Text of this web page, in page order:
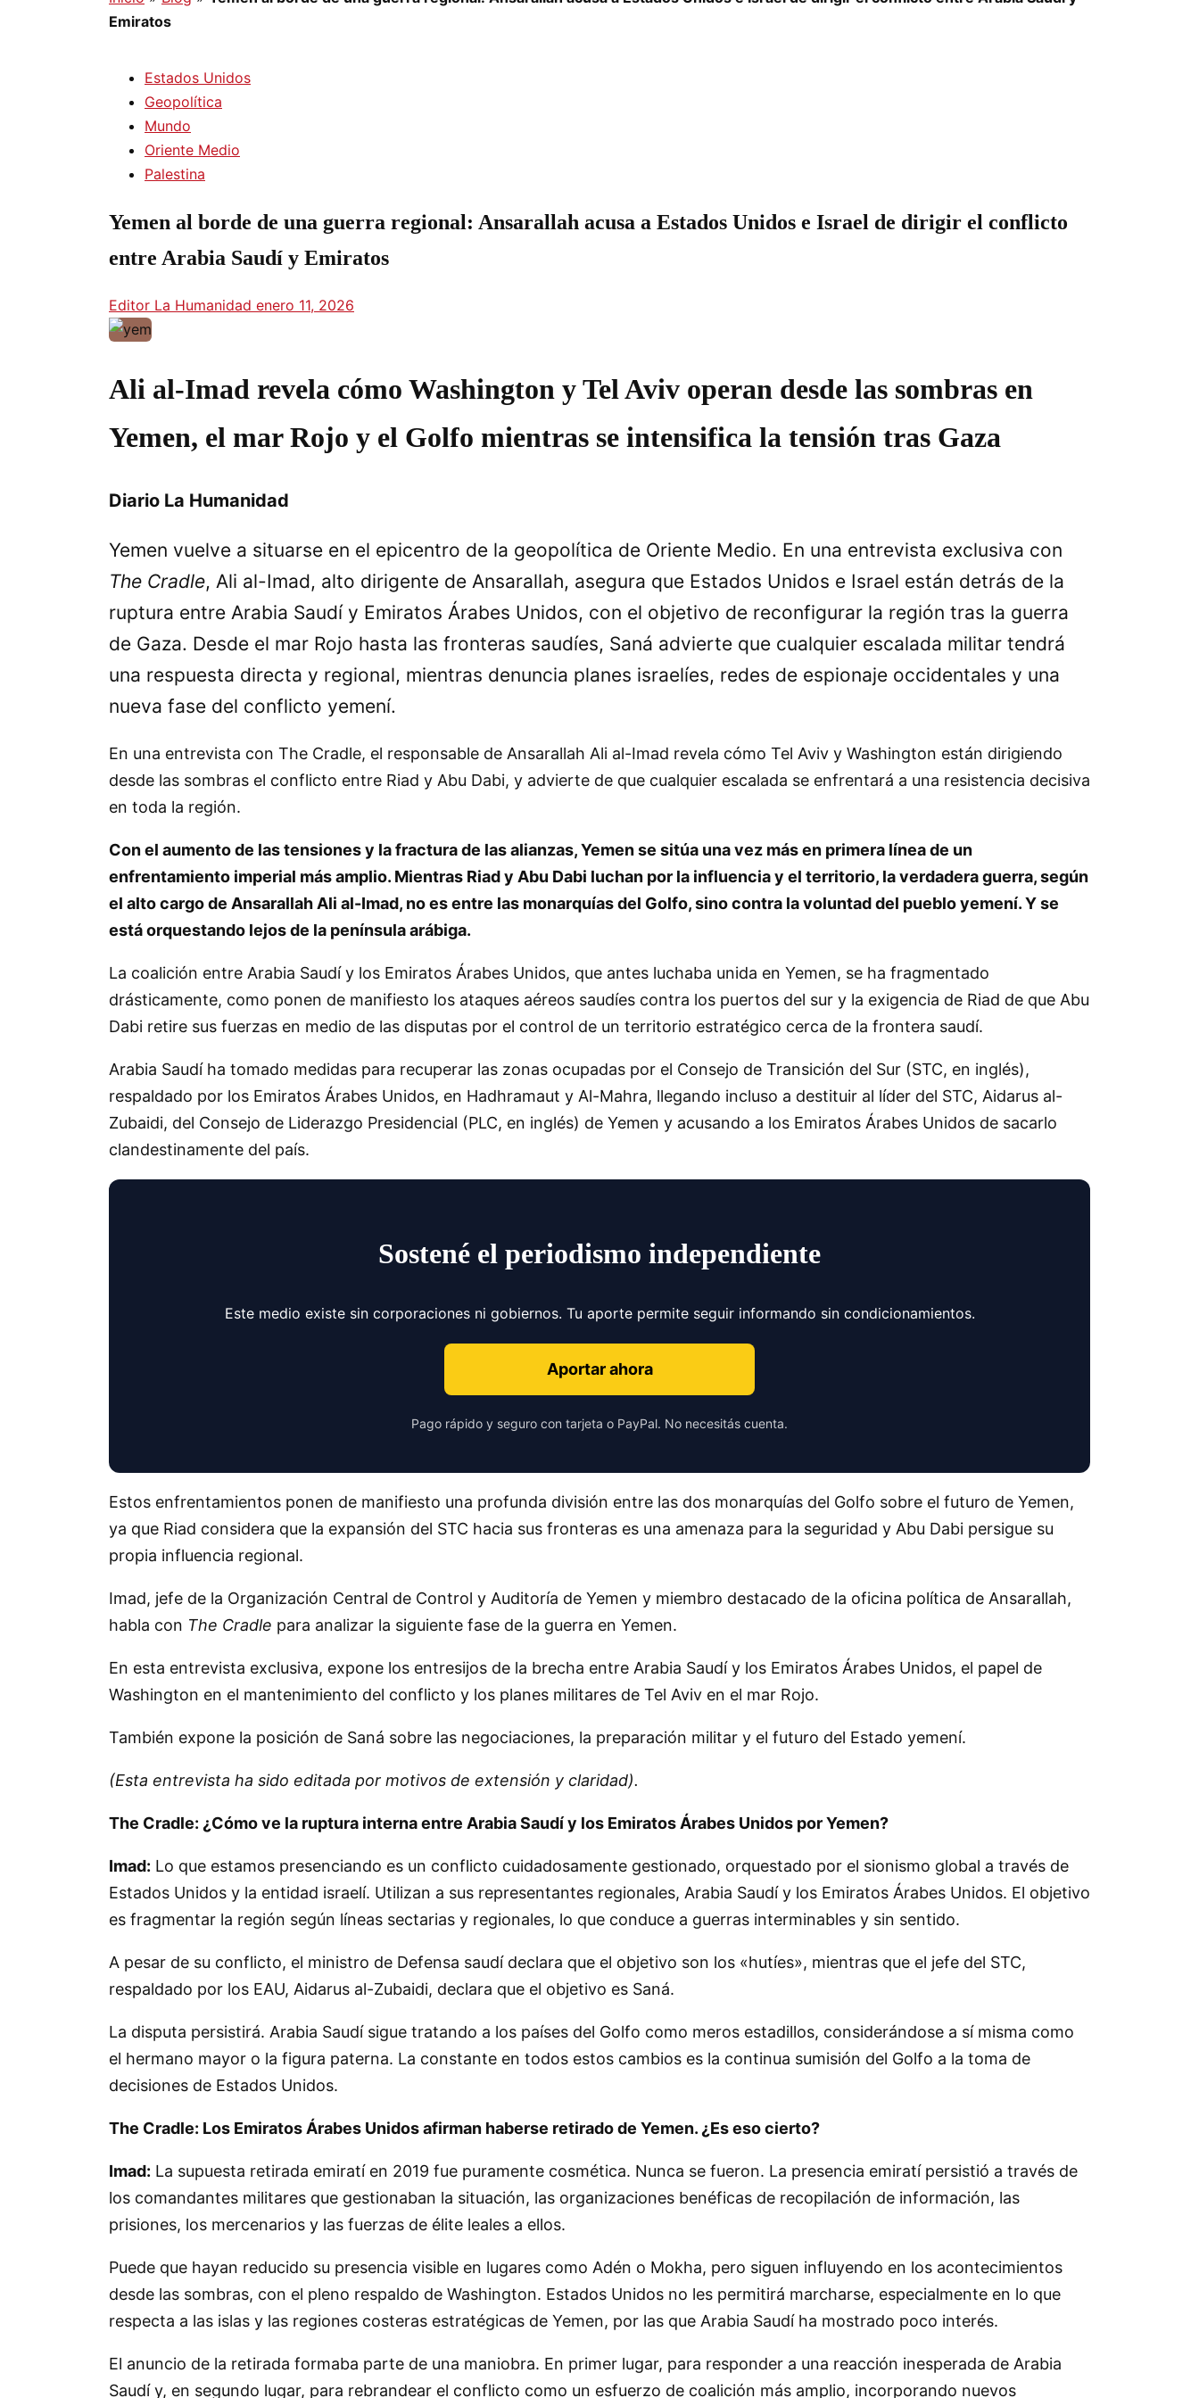
Emiratos
Estados Unidos
Geopolítica
Mundo
Oriente Medio
Palestina
Yemen al borde de una guerra regional: Ansarallah acusa a Estados Unidos e Israel de dirigir el conflicto
entre Arabia Saudí y Emiratos
Editor La Humanidad enero 11, 2026
Ali al-Imad revela cómo Washington y Tel Aviv operan desde las sombras en
Yemen, el mar Rojo y el Golfo mientras se intensifica la tensión tras Gaza
Diario La Humanidad
Yemen vuelve a situarse en el epicentro de la geopolítica de Oriente Medio. En una entrevista exclusiva con
The Cradle, Ali al-Imad, alto dirigente de Ansarallah, asegura que Estados Unidos e Israel están detrás de la
ruptura entre Arabia Saudí y Emiratos Árabes Unidos, con el objetivo de reconfigurar la región tras la guerra
de Gaza. Desde el mar Rojo hasta las fronteras saudíes, Saná advierte que cualquier escalada militar tendrá
una respuesta directa y regional, mientras denuncia planes israelíes, redes de espionaje occidentales y una
nueva fase del conflicto yemení.
En una entrevista con The Cradle, el responsable de Ansarallah Ali al-Imad revela cómo Tel Aviv y Washington están dirigiendo
desde las sombras el conflicto entre Riad y Abu Dabi, y advierte de que cualquier escalada se enfrentará a una resistencia decisiva
en toda la región.
Con el aumento de las tensiones y la fractura de las alianzas, Yemen se sitúa una vez más en primera línea de un
enfrentamiento imperial más amplio. Mientras Riad y Abu Dabi luchan por la influencia y el territorio, la verdadera guerra, según
el alto cargo de Ansarallah Ali al-Imad, no es entre las monarquías del Golfo, sino contra la voluntad del pueblo yemení. Y se
está orquestando lejos de la península arábiga.
La coalición entre Arabia Saudí y los Emiratos Árabes Unidos, que antes luchaba unida en Yemen, se ha fragmentado
drásticamente, como ponen de manifiesto los ataques aéreos saudíes contra los puertos del sur y la exigencia de Riad de que Abu
Dabi retire sus fuerzas en medio de las disputas por el control de un territorio estratégico cerca de la frontera saudí.
Arabia Saudí ha tomado medidas para recuperar las zonas ocupadas por el Consejo de Transición del Sur (STC, en inglés),
respaldado por los Emiratos Árabes Unidos, en Hadhramaut y Al-Mahra, llegando incluso a destituir al líder del STC, Aidarus al-
Zubaidi, del Consejo de Liderazgo Presidencial (PLC, en inglés) de Yemen y acusando a los Emiratos Árabes Unidos de sacarlo
clandestinamente del país.
Sostené el periodismo independiente
Este medio existe sin corporaciones ni gobiernos. Tu aporte permite seguir informando sin condicionamientos.
Aportar ahora
Pago rápido y seguro con tarjeta o PayPal. No necesitás cuenta.
Estos enfrentamientos ponen de manifiesto una profunda división entre las dos monarquías del Golfo sobre el futuro de Yemen,
ya que Riad considera que la expansión del STC hacia sus fronteras es una amenaza para la seguridad y Abu Dabi persigue su
propia influencia regional.
Imad, jefe de la Organización Central de Control y Auditoría de Yemen y miembro destacado de la oficina política de Ansarallah,
habla con The Cradle para analizar la siguiente fase de la guerra en Yemen.
En esta entrevista exclusiva, expone los entresijos de la brecha entre Arabia Saudí y los Emiratos Árabes Unidos, el papel de
Washington en el mantenimiento del conflicto y los planes militares de Tel Aviv en el mar Rojo.
También expone la posición de Saná sobre las negociaciones, la preparación militar y el futuro del Estado yemení.
(Esta entrevista ha sido editada por motivos de extensión y claridad).
The Cradle: ¿Cómo ve la ruptura interna entre Arabia Saudí y los Emiratos Árabes Unidos por Yemen?
Imad: Lo que estamos presenciando es un conflicto cuidadosamente gestionado, orquestado por el sionismo global a través de
Estados Unidos y la entidad israelí. Utilizan a sus representantes regionales, Arabia Saudí y los Emiratos Árabes Unidos. El objetivo
es fragmentar la región según líneas sectarias y regionales, lo que conduce a guerras interminables y sin sentido.
A pesar de su conflicto, el ministro de Defensa saudí declara que el objetivo son los «hutíes», mientras que el jefe del STC,
respaldado por los EAU, Aidarus al-Zubaidi, declara que el objetivo es Saná.
La disputa persistirá. Arabia Saudí sigue tratando a los países del Golfo como meros estadillos, considerándose a sí misma como
el hermano mayor o la figura paterna. La constante en todos estos cambios es la continua sumisión del Golfo a la toma de
decisiones de Estados Unidos.
The Cradle: Los Emiratos Árabes Unidos afirman haberse retirado de Yemen. ¿Es eso cierto?
Imad: La supuesta retirada emiratí en 2019 fue puramente cosmética. Nunca se fueron. La presencia emiratí persistió a través de
los comandantes militares que gestionaban la situación, las organizaciones benéficas de recopilación de información, las
prisiones, los mercenarios y las fuerzas de élite leales a ellos.
Puede que hayan reducido su presencia visible en lugares como Adén o Mokha, pero siguen influyendo en los acontecimientos
desde las sombras, con el pleno respaldo de Washington. Estados Unidos no les permitirá marcharse, especialmente en lo que
respecta a las islas y las regiones costeras estratégicas de Yemen, por las que Arabia Saudí ha mostrado poco interés.
El anuncio de la retirada formaba parte de una maniobra. En primer lugar, para responder a una reacción inesperada de Arabia
Saudí y, en segundo lugar, para rebrandear el conflicto como un esfuerzo de coalición más amplio, incorporando nuevos